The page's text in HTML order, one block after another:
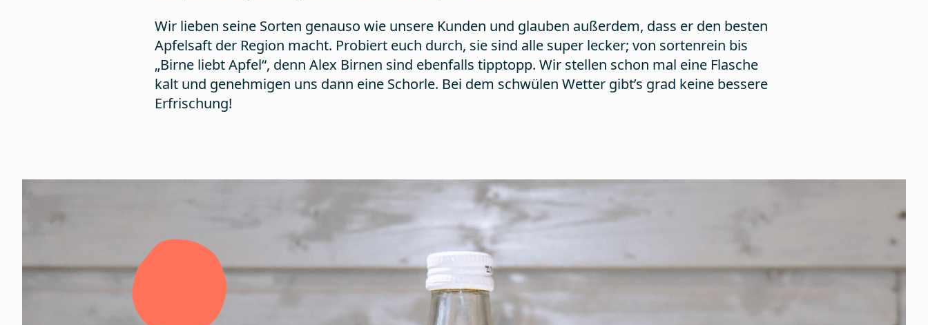
Wir lieben seine Sorten genauso wie unsere Kunden und glauben außerdem, dass er den besten
Apfelsaft der Region macht. Probiert euch durch, sie sind alle super lecker; von sortenrein bis
„Birne liebt Apfel“, denn Alex Birnen sind ebenfalls tipptopp. Wir stellen schon mal eine Flasche
kalt und genehmigen uns dann eine Schorle. Bei dem schwülen Wetter gibt’s grad keine bessere
Erfrischung!